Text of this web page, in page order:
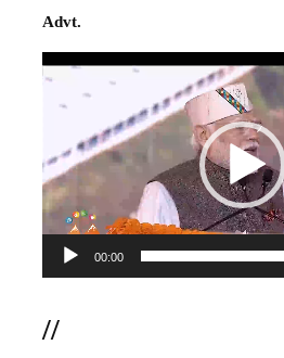
Advt.
Video
00:00
//